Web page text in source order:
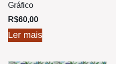
Gráfico
R$60,00
Ler mais